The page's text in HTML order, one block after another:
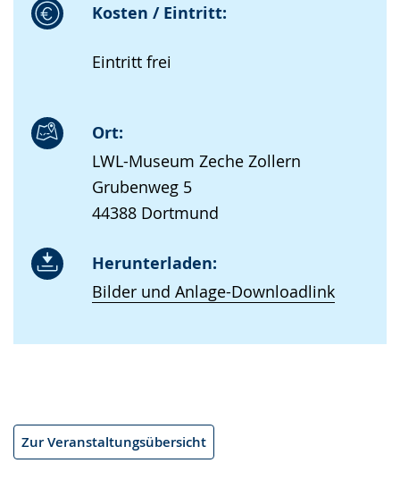
Kosten / Eintritt:
Eintritt frei
Ort:
LWL-Museum Zeche Zollern
Grubenweg 5
44388 Dortmund
Herunterladen:
Bilder und Anlage-Downloadlink
Zur Veranstaltungsübersicht